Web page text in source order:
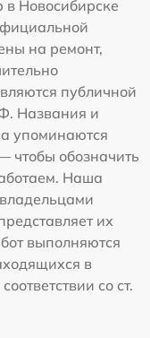
Новосибирске
на ремонт,
публичной
Названия и
упоминаются
чтобы обозначить
Наша
их
выполняются
в
со ст.